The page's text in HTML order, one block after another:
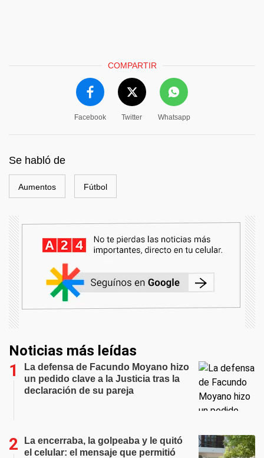
COMPARTIR
Facebook Twitter Whatsapp
Se habló de
Aumentos Fútbol
Noticias más leídas
La defensa de Facundo Moyano hizo
un pedido clave a la Justicia tras la
declaración de su pareja
La encerraba, la golpeaba y le quitó
el celular: el mensaje que permitió